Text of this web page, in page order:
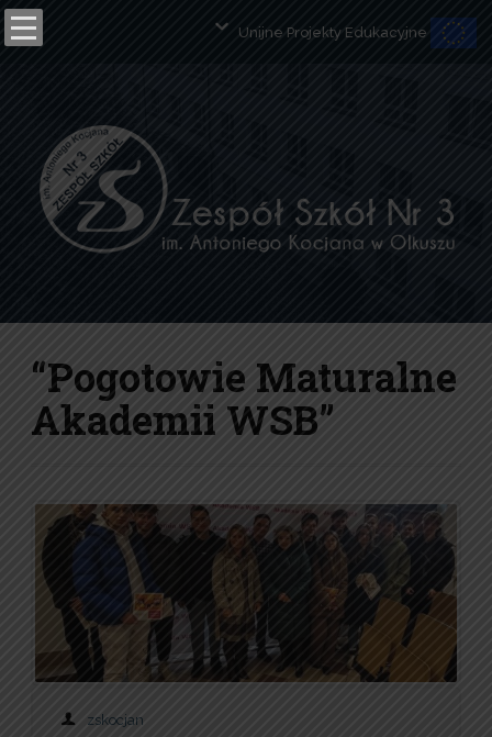
Unijne Projekty Edukacyjne
“Pogotowie Maturalne
Akademii WSB”
zskocjan